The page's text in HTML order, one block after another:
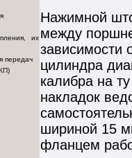
их
передач
Нажимной
между
зависимости
цилиндра
калибра на
накладок
шириной 15
фланцем